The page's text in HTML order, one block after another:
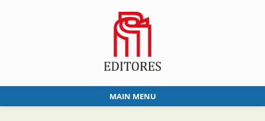
MAIN MENU